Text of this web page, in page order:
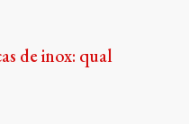
de inox: qual